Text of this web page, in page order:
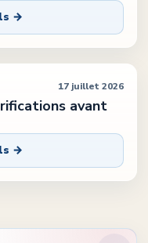
→
17 juillet 2026
avant
→